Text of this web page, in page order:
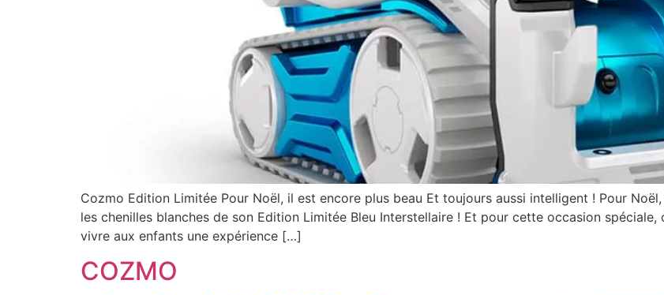
Cozmo Edition Limitée Pour Noël, il est encore plus beau Et toujours aussi intelligent ! Pour
les chenilles blanches de son Edition Limitée Bleu Interstellaire ! Et pour cette occasion spéciale,
vivre aux enfants une expérience […]
COZMO